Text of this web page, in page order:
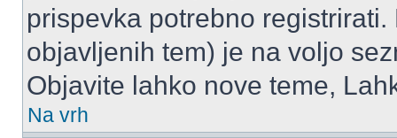
prispevka potrebno
objavljenih tem) je na voljo
Objavite lahko nove teme,
Na vrh